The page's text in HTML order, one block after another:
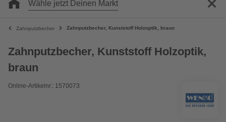
Wähle jetzt Deinen Markt
Zahnputzbecher Zahnputzbecher, Kunststoff Holzoptik, braun
Zahnputzbecher, Kunststoff Holzoptik,
braun
Online-Artikelnr.: 1570073